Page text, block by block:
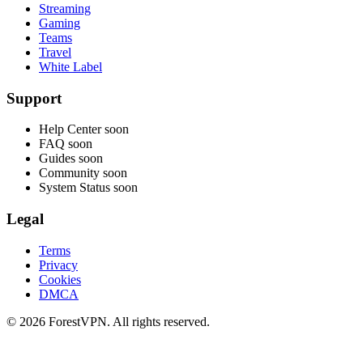
Streaming
Gaming
Teams
Travel
White Label
Support
Help Center soon
FAQ soon
Guides soon
Community soon
System Status soon
Legal
Terms
Privacy
Cookies
DMCA
© 2026 ForestVPN. All rights reserved.